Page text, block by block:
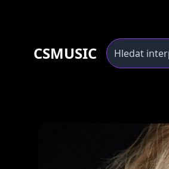
CSMUSIC